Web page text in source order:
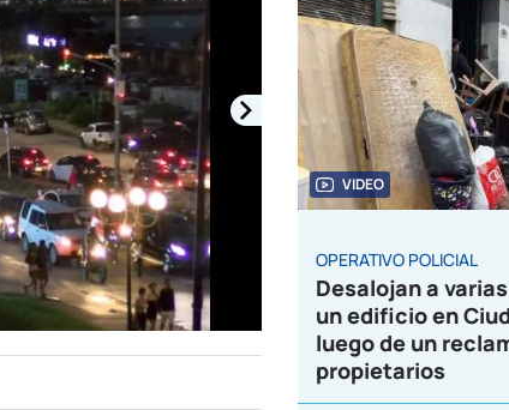
VIDEO
OPERATIVO POLICIAL
Desalojan a
un edificio en
luego de un
propietarios